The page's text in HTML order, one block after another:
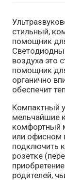
стильный,
помощник
воздуха это
помощник
органично
обеспечит
Компактный
мельчайшие
комфортный
или офисном
подключить
розетке
родителей,